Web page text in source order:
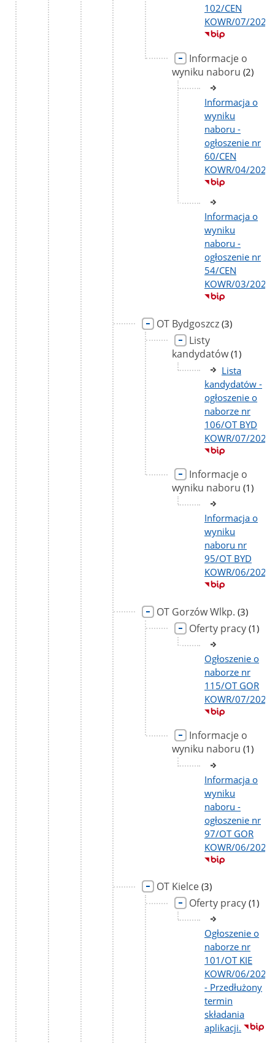
102/CEN
KOWR/07/2026
Informacje o
wyniku naboru liczba
(2)
Informacja o
wyniku
naboru -
ogłoszenie nr
60/CEN
KOWR/04/2026
Informacja o
wyniku
naboru -
ogłoszenie nr
54/CEN
KOWR/03/2026
OT Bydgoszcz liczba
(3)
Listy
kandydatówliczba
podstron
(1)
Lista
kandydatów -
ogłoszenie o
naborze nr
106/OT BYD
KOWR/07/2026
Informacje o
wyniku naboru liczba
(1)
Informacja o
wyniku
naboru nr
95/OT BYD
KOWR/06/2026
OT Gorzów Wlkp. liczba
(3)
Oferty pracy liczba
(1)
Ogłoszenie o
naborze nr
115/OT GOR
KOWR/07/2026
Informacje o
wyniku naboru liczba
(1)
Informacja o
wyniku
naboru -
ogłoszenie nr
97/OT GOR
KOWR/06/2026
OT Kielce liczba
podstron
(3)
Oferty pracy liczba
(1)
Ogłoszenie o
naborze nr
101/OT KIE
KOWR/06/2026
- Przedłużony
termin
składania
aplikacji.